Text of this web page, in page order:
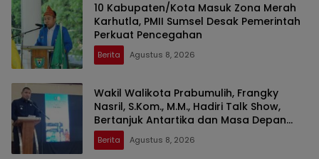
10 Kabupaten/Kota Masuk Zona Merah
Karhutla, PMII Sumsel Desak Pemerintah
Perkuat Pencegahan
Berita Agustus 8, 2026
Wakil Walikota Prabumulih, Frangky
Nasril, S.Kom., M.M., Hadiri Talk Show,
Bertanjuk Antartika dan Masa Depan
Bumi di SMAN 2 Prabumulih
Berita Agustus 8, 2026